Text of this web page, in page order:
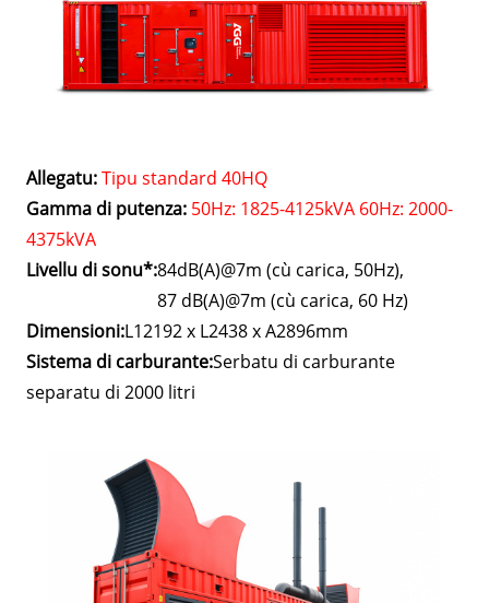
Allegatu: Tipu standard 40HQ
Gamma di putenza: 50Hz: 1825-4125kVA 60Hz: 2000-
4375kVA
Livellu di sonu*:84dB(A)@7m (cù carica, 50Hz),
87 dB(A)@7m (cù carica, 60 Hz)
Dimensioni:L12192 x L2438 x A2896mm
Sistema di carburante:Serbatu di carburante
separatu di 2000 litri